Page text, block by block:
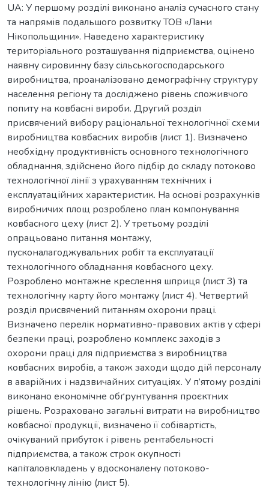
UA: У першому розділі виконано аналіз сучасного стану
та напрямів подальшого розвитку ТОВ «Лани
Нікопольщини». Наведено характеристику
територіального розташування підприємства, оцінено
наявну сировинну базу сільськогосподарського
виробництва, проаналізовано демографічну структуру
населення регіону та досліджено рівень споживчого
попиту на ковбасні вироби. Другий розділ
присвячений вибору раціональної технологічної схеми
виробництва ковбасних виробів (лист 1). Визначено
необхідну продуктивність основного технологічного
обладнання, здійснено його підбір до складу потоково
технологічної лінії з урахуванням технічних і
експлуатаційних характеристик. На основі розрахунків
виробничих площ розроблено план компонування
ковбасного цеху (лист 2). У третьому розділі
опрацьовано питання монтажу,
пусконалагоджувальних робіт та експлуатації
технологічного обладнання ковбасного цеху.
Розроблено монтажне креслення шприця (лист 3) та
технологічну карту його монтажу (лист 4). Четвертий
розділ присвячений питанням охорони праці.
Визначено перелік нормативно-правових актів у сфері
безпеки праці, розроблено комплекс заходів з
охорони праці для підприємства з виробництва
ковбасних виробів, а також заходи щодо дій персоналу
в аварійних і надзвичайних ситуаціях. У п’ятому розділі
виконано економічне обґрунтування проєктних
рішень. Розраховано загальні витрати на виробництво
ковбасної продукції, визначено її собівартість,
очікуваний прибуток і рівень рентабельності
підприємства, а також строк окупності
капіталовкладень у вдосконалену потоково-
технологічну лінію (лист 5).